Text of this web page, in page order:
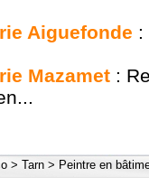
Aiguefonde :
Mazamet :
> Tarn > Peintre en